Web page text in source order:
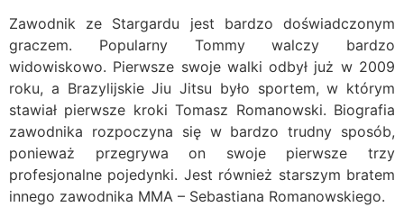
Zawodnik ze Stargardu jest bardzo doświadczonym
graczem. Popularny Tommy walczy bardzo
widowiskowo. Pierwsze swoje walki odbył już w 2009
roku, a Brazylijskie Jiu Jitsu było sportem, w którym
stawiał pierwsze kroki Tomasz Romanowski. Biografia
zawodnika rozpoczyna się w bardzo trudny sposób,
ponieważ przegrywa on swoje pierwsze trzy
profesjonalne pojedynki. Jest również starszym bratem
innego zawodnika MMA – Sebastiana Romanowskiego.